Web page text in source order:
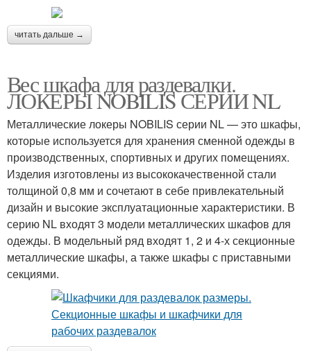
читать дальше →
Вес шкафа для раздевалки.
ЛОКЕРЫ NOBILIS СЕРИИ NL
Металлические локеры NOBILIS серии NL — это шкафы,
которые используется для хранения сменной одежды в
производственных, спортивных и других помещениях.
Изделия изготовлены из высококачественной стали
толщиной 0,8 мм и сочетают в себе привлекательный
дизайн и высокие эксплуатационные характеристики. В
серию NL входят 3 модели металлических шкафов для
одежды. В модельный ряд входят 1, 2 и 4-х секционные
металлические шкафы, а также шкафы с приставными
секциями.